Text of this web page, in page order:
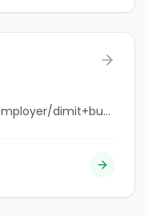
jobbank.gc.ca/browsejobs/employer/dimit+bus+lines+ltd/ca